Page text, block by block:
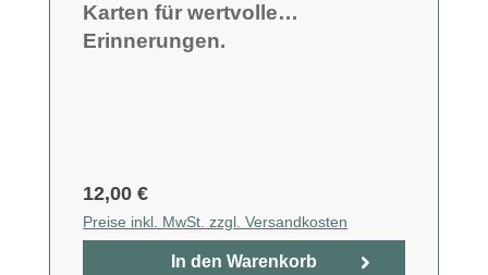
Karten für wertvolle
Erinnerungen.
12,00 €
Preise inkl. MwSt. zzgl. Versandkosten
In den Warenkorb